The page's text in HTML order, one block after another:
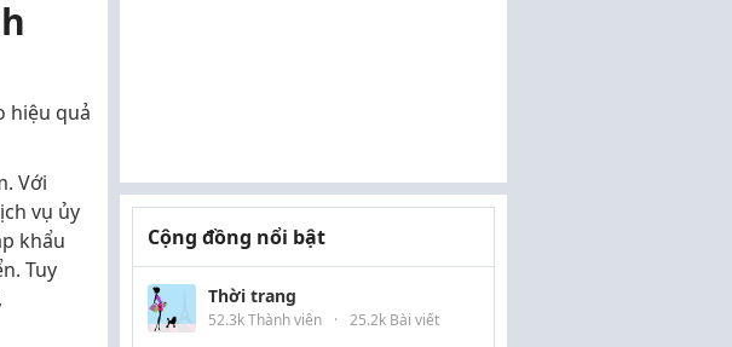
hiệu quả
Với
vụ ủy
khẩu
Tuy
Cộng đồng nổi bật
Thời trang
52.3k Thành viên · 25.2k Bài viết